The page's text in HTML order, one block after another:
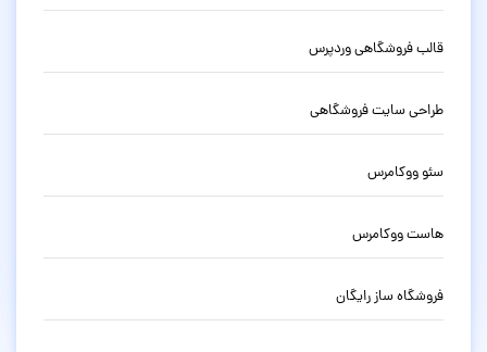
قالب فروشگاهی وردپرس
طراحی سایت فروشگاهی
سئو ووکامرس
هاست ووکامرس
فروشگاه ساز رایگان